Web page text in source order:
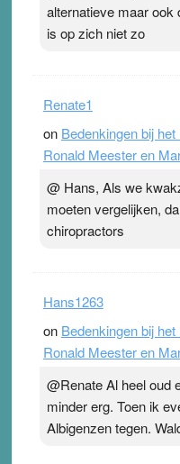
alternatieve maar ook
is op zich niet zo
Renate1
on Bedenkingen bij
Ronald Meester en
@ Hans, Als we
moeten vergelijken,
chiropractors
Hans1263
on Bedenkingen bij
Ronald Meester en
@Renate Al heel oud
minder erg. Toen ik
Albigenzen tegen.